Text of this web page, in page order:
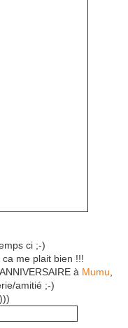
ci ;-)
me plait bien !!!
à Mumu
amitié ;-)